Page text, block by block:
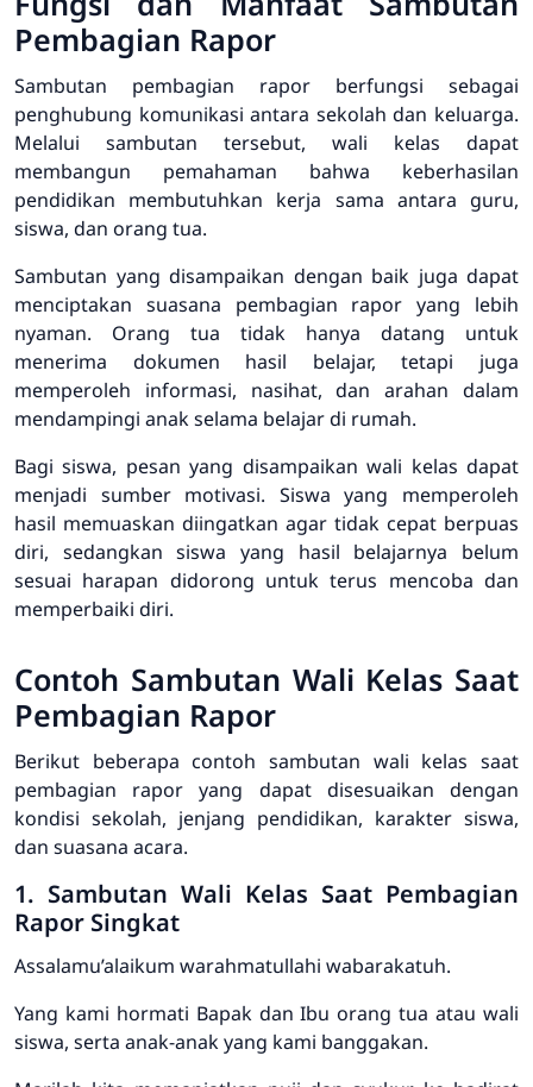
Pembagian Rapor
Sambutan pembagian rapor berfungsi sebagai
penghubung komunikasi antara sekolah dan keluarga.
Melalui sambutan tersebut, wali kelas dapat
membangun pemahaman bahwa keberhasilan
pendidikan membutuhkan kerja sama antara guru,
siswa, dan orang tua.
Sambutan yang disampaikan dengan baik juga dapat
menciptakan suasana pembagian rapor yang lebih
nyaman. Orang tua tidak hanya datang untuk
menerima dokumen hasil belajar, tetapi juga
memperoleh informasi, nasihat, dan arahan dalam
mendampingi anak selama belajar di rumah.
Bagi siswa, pesan yang disampaikan wali kelas dapat
menjadi sumber motivasi. Siswa yang memperoleh
hasil memuaskan diingatkan agar tidak cepat berpuas
diri, sedangkan siswa yang hasil belajarnya belum
sesuai harapan didorong untuk terus mencoba dan
memperbaiki diri.
Contoh Sambutan Wali Kelas Saat
Pembagian Rapor
Berikut beberapa contoh sambutan wali kelas saat
pembagian rapor yang dapat disesuaikan dengan
kondisi sekolah, jenjang pendidikan, karakter siswa,
dan suasana acara.
1. Sambutan Wali Kelas Saat Pembagian
Rapor Singkat
Assalamu’alaikum warahmatullahi wabarakatuh.
Yang kami hormati Bapak dan Ibu orang tua atau wali
siswa, serta anak-anak yang kami banggakan.